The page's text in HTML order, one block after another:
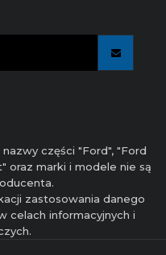
części "Ford", "Ford
oraz marki i modele nie są
zastosowania danego
celach informacyjnych i